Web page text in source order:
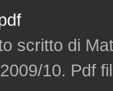
scritto di
10. Pdf